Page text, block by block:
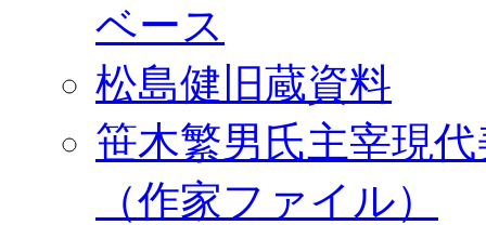
ベース
松島健旧蔵資料
笹木繁男氏主宰現
（作家ファイル）